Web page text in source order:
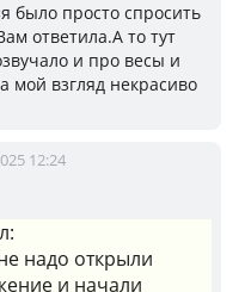
было просто спросить
ответила.А то тут
и про весы и
мой взгляд некрасиво
12:24
надо открыли
и начали